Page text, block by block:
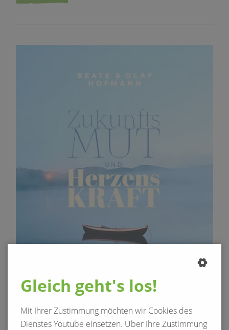
Gleich geht's los!
Mit Ihrer Zustimmung möchten wir Cookies des
Dienstes Youtube einsetzen. Über Ihre Zustimmung